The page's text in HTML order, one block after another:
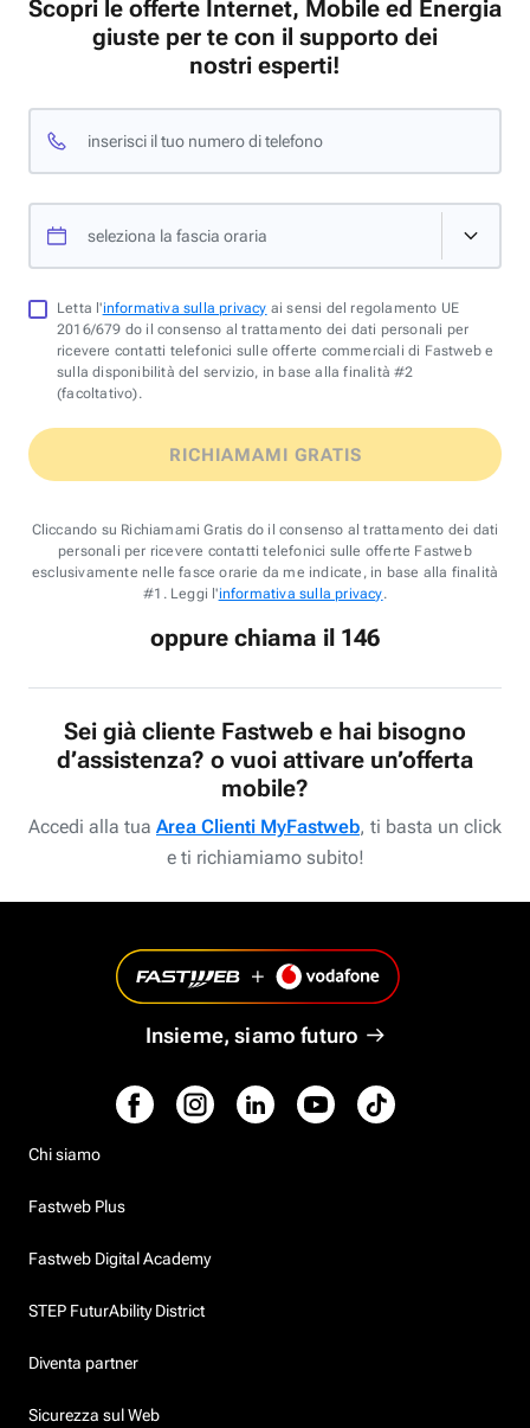
Scopri le offerte Internet, Mobile ed Energia
giuste per te con il supporto dei
nostri esperti!
inserisci il tuo numero di telefono
seleziona la fascia oraria
Letta l'informativa sulla privacy ai sensi del regolamento UE
2016/679 do il consenso al trattamento dei dati personali per
ricevere contatti telefonici sulle offerte commerciali di Fastweb e
sulla disponibilità del servizio, in base alla finalità #2
(facoltativo).
RICHIAMAMI GRATIS
Cliccando su Richiamami Gratis do il consenso al trattamento dei dati
personali per ricevere contatti telefonici sulle offerte Fastweb
esclusivamente nelle fasce orarie da me indicate, in base alla finalità
#1. Leggi l'informativa sulla privacy.
oppure chiama il 146
Sei già cliente Fastweb e hai bisogno
d’assistenza? o vuoi attivare un’offerta
mobile?
Accedi alla tua Area Clienti MyFastweb, ti basta un click
e ti richiamiamo subito!
Insieme, siamo futuro
Chi siamo
Fastweb Plus
Fastweb Digital Academy
STEP FuturAbility District
Diventa partner
Sicurezza sul Web